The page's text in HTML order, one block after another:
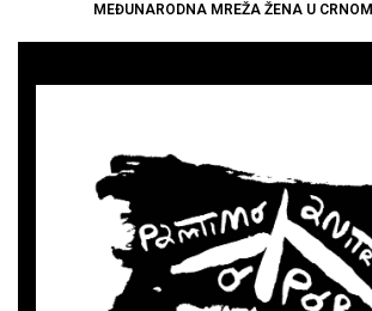
MEĐUNARODNA MREŽA ŽENA U CRNOM